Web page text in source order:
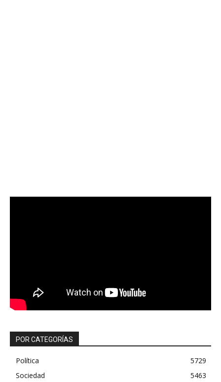
POR CATEGORÍAS
Política
5729
Sociedad
5463